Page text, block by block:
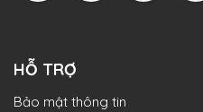
HỖ TRỢ
Bảo mật thông tin